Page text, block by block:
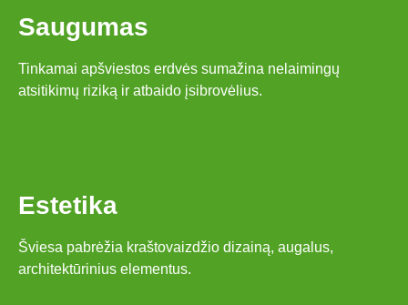
Saugumas
Tinkamai apšviestos erdvės sumažina nelaimingų
atsitikimų riziką ir atbaido įsibrovėlius.
Estetika
Šviesa pabrėžia kraštovaizdžio dizainą, augalus,
architektūrinius elementus.